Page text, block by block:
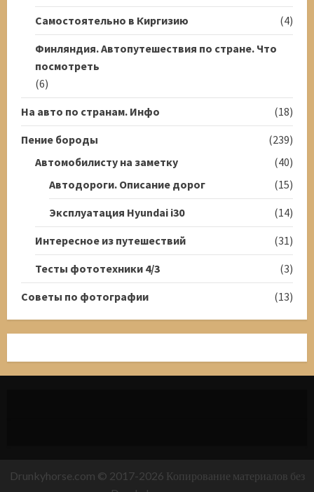
Самостоятельно в Киргизию
(4)
Финляндия. Автопутешествия по стране. Что
посмотреть
(6)
На авто по странам. Инфо
(18)
Пение бороды
(239)
Автомобилисту на заметку
(40)
Автодороги. Описание дорог
(15)
Эксплуатация Hyundai i30
(14)
Интересное из путешествий
(31)
Тесты фототехники 4/3
(3)
Советы по фотографии
(13)
Drunkyhorse.com © 2017-2026 Копирование материалов без